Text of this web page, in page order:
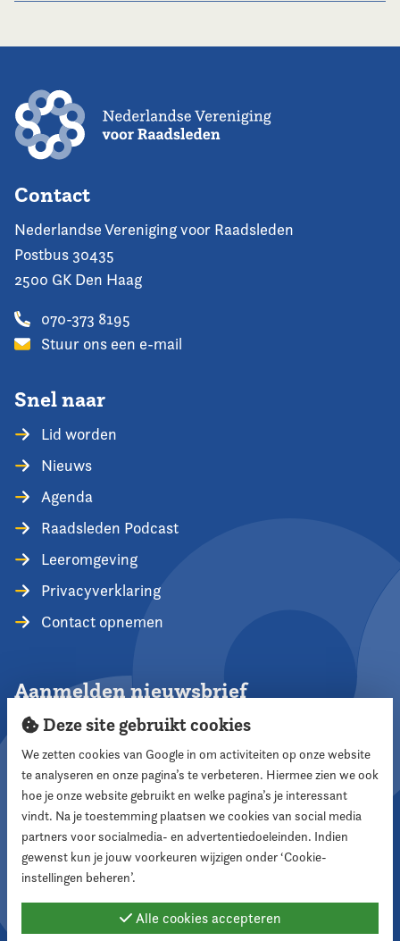
Contact
Nederlandse Vereniging voor Raadsleden
Postbus 30435
2500 GK Den Haag
070-373 8195
Stuur ons een e-mail
Snel naar
Lid worden
Nieuws
Agenda
Raadsleden Podcast
Leeromgeving
Privacyverklaring
Contact opnemen
Aanmelden nieuwsbrief
Aanmelden
Volg ons
Deze site gebruikt cookies
We zetten cookies van Google in om activiteiten op onze website
te analyseren en onze pagina’s te verbeteren. Hiermee zien we ook
hoe je onze website gebruikt en welke pagina’s je interessant
vindt. Na je toestemming plaatsen we cookies van social media
partners voor socialmedia- en advertentiedoeleinden. Indien
gewenst kun je jouw voorkeuren wijzigen onder ‘Cookie-
instellingen beheren’.
Alle cookies accepteren